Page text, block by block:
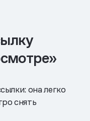
она легко
снять